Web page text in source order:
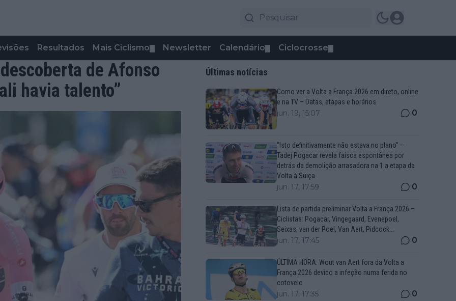
Resultados Mais Ciclismo Newsletter Calendário Ciclocrosse
de Afonso
havia talento”
Últimas notícias
Como ver a Volta a França 2026 em direto, online
e na TV – Datas, etapas e horários
jun. 19, 15:07 0
“Isto definitivamente não estava no plano” —
Tadej Pogacar revela faísca espontânea por
detrás da demolição arrasadora na 1.a etapa da
Volta à Suiça
jun. 17, 17:59 0
Lista de partida preliminar Volta a França 2026 –
Ciclistas: Pogacar, Vingegaard, Evenepoel,
Seixas, van der Poel, Van Aert, Pidcock...
jun. 17, 17:45 0
ÚLTIMA HORA: Wout van Aert fora da Volta a
França 2026 devido a infeção numa ferida no
cotovelo
jun. 17, 17:35 0